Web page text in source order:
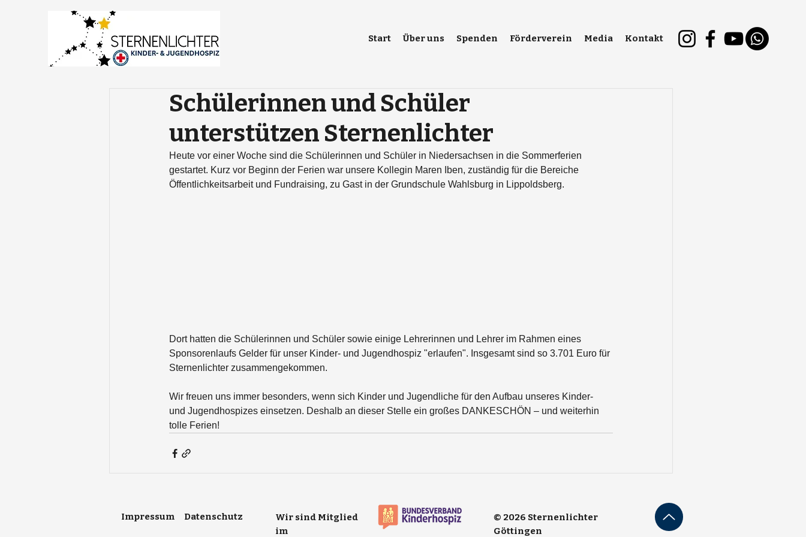
Start Über uns Spenden Förderverein Media Kontakt
Schülerinnen und Schüler
unterstützen Sternenlichter
Heute vor einer Woche sind die Schülerinnen und Schüler in Niedersachsen in die Sommerferien
gestartet. Kurz vor Beginn der Ferien war unsere Kollegin Maren Iben, zuständig für die Bereiche
Öffentlichkeitsarbeit und Fundraising, zu Gast in der Grundschule Wahlsburg in Lippoldsberg.
Dort hatten die Schülerinnen und Schüler sowie einige Lehrerinnen und Lehrer im Rahmen eines
Sponsorenlaufs Gelder für unser Kinder- und Jugendhospiz "erlaufen". Insgesamt sind so 3.701 Euro für
Sternenlichter zusammengekommen.
Wir freuen uns immer besonders, wenn sich Kinder und Jugendliche für den Aufbau unseres Kinder-
und Jugendhospizes einsetzen. Deshalb an dieser Stelle ein großes DANKESCHÖN – und weiterhin
tolle Ferien!
Impressum Datenschutz
Wir sind Mitglied
im
© 2026 Sternenlichter
Göttingen